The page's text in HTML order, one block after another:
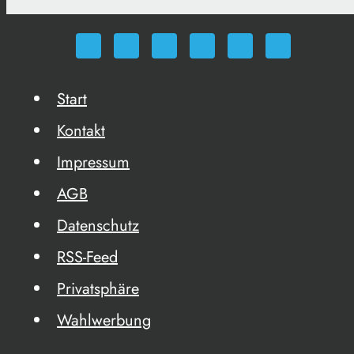
Start
Kontakt
Impressum
AGB
Datenschutz
RSS-Feed
Privatsphäre
Wahlwerbung